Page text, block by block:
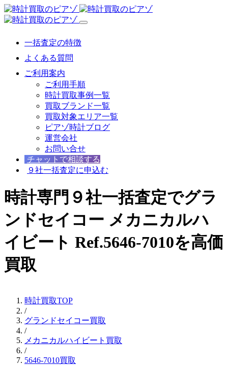
一括査定の特徴
よくある質問
ご利用案内
ご利用手順
時計買取事例一覧
買取ブランド一覧
買取対象エリア一覧
ピアゾ時計ブログ
運営会社
お問い合せ
チャットで相談する
９社一括査定に申込む
時計専門９社一括査定でグラ
ンドセイコー メカニカルハ
イビート Ref.5646-7010を高価
買取
時計買取TOP
/
グランドセイコー買取
/
メカニカルハイビート買取
/
5646-7010買取